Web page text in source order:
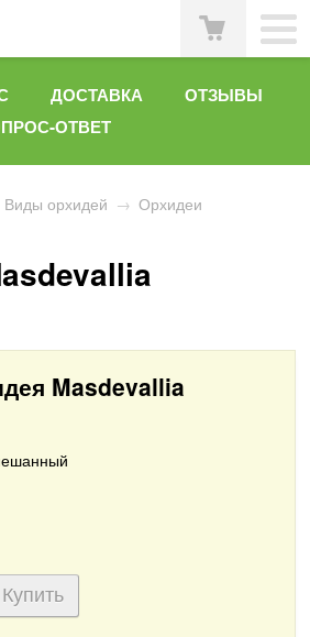
ДОСТАВКА
ОТЗЫВЫ
ОТВЕТ
Виды орхидей → Орхидеи
Masdevallia